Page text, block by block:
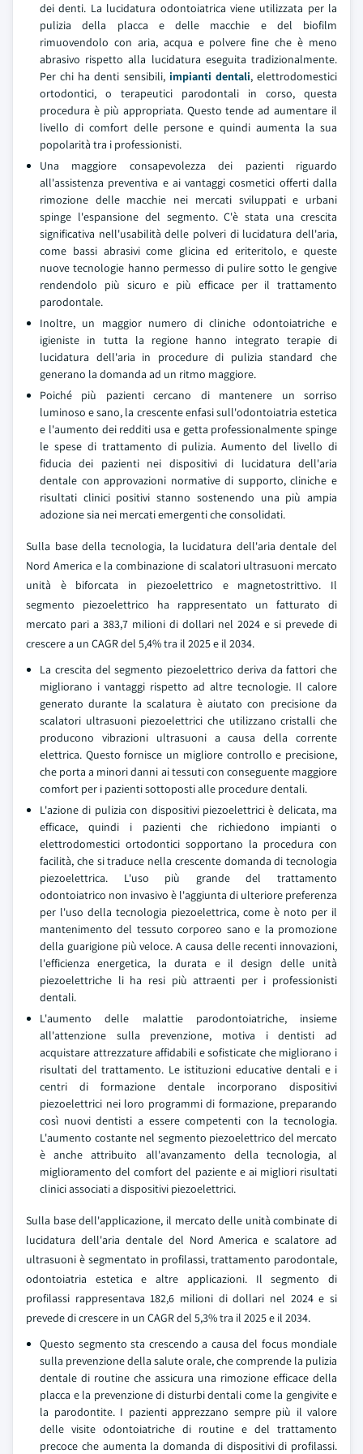
dei denti. La lucidatura odontoiatrica viene utilizzata per la
pulizia della placca e delle macchie e del biofilm
rimuovendolo con aria, acqua e polvere fine che è meno
abrasivo rispetto alla lucidatura eseguita tradizionalmente.
Per chi ha denti sensibili, impianti dentali, elettrodomestici
ortodontici, o terapeutici parodontali in corso, questa
procedura è più appropriata. Questo tende ad aumentare il
livello di comfort delle persone e quindi aumenta la sua
popolarità tra i professionisti.
Una maggiore consapevolezza dei pazienti riguardo
all'assistenza preventiva e ai vantaggi cosmetici offerti dalla
rimozione delle macchie nei mercati sviluppati e urbani
spinge l'espansione del segmento. C'è stata una crescita
significativa nell'usabilità delle polveri di lucidatura dell'aria,
come bassi abrasivi come glicina ed eriteritolo, e queste
nuove tecnologie hanno permesso di pulire sotto le gengive
rendendolo più sicuro e più efficace per il trattamento
parodontale.
Inoltre, un maggior numero di cliniche odontoiatriche e
igieniste in tutta la regione hanno integrato terapie di
lucidatura dell'aria in procedure di pulizia standard che
generano la domanda ad un ritmo maggiore.
Poiché più pazienti cercano di mantenere un sorriso
luminoso e sano, la crescente enfasi sull'odontoiatria estetica
e l'aumento dei redditi usa e getta professionalmente spinge
le spese di trattamento di pulizia. Aumento del livello di
fiducia dei pazienti nei dispositivi di lucidatura dell'aria
dentale con approvazioni normative di supporto, cliniche e
risultati clinici positivi stanno sostenendo una più ampia
adozione sia nei mercati emergenti che consolidati.
Sulla base della tecnologia, la lucidatura dell'aria dentale del
Nord America e la combinazione di scalatori ultrasuoni mercato
unità è biforcata in piezoelettrico e magnetostrittivo. Il
segmento piezoelettrico ha rappresentato un fatturato di
mercato pari a 383,7 milioni di dollari nel 2024 e si prevede di
crescere a un CAGR del 5,4% tra il 2025 e il 2034.
La crescita del segmento piezoelettrico deriva da fattori che
migliorano i vantaggi rispetto ad altre tecnologie. Il calore
generato durante la scalatura è aiutato con precisione da
scalatori ultrasuoni piezoelettrici che utilizzano cristalli che
producono vibrazioni ultrasuoni a causa della corrente
elettrica. Questo fornisce un migliore controllo e precisione,
che porta a minori danni ai tessuti con conseguente maggiore
comfort per i pazienti sottoposti alle procedure dentali.
L'azione di pulizia con dispositivi piezoelettrici è delicata, ma
efficace, quindi i pazienti che richiedono impianti o
elettrodomestici ortodontici sopportano la procedura con
facilità, che si traduce nella crescente domanda di tecnologia
piezoelettrica. L'uso più grande del trattamento
odontoiatrico non invasivo è l'aggiunta di ulteriore preferenza
per l'uso della tecnologia piezoelettrica, come è noto per il
mantenimento del tessuto corporeo sano e la promozione
della guarigione più veloce. A causa delle recenti innovazioni,
l'efficienza energetica, la durata e il design delle unità
piezoelettriche li ha resi più attraenti per i professionisti
dentali.
L'aumento delle malattie parodontoiatriche, insieme
all'attenzione sulla prevenzione, motiva i dentisti ad
acquistare attrezzature affidabili e sofisticate che migliorano i
risultati del trattamento. Le istituzioni educative dentali e i
centri di formazione dentale incorporano dispositivi
piezoelettrici nei loro programmi di formazione, preparando
così nuovi dentisti a essere competenti con la tecnologia.
L'aumento costante nel segmento piezoelettrico del mercato
è anche attribuito all'avanzamento della tecnologia, al
miglioramento del comfort del paziente e ai migliori risultati
clinici associati a dispositivi piezoelettrici.
Sulla base dell'applicazione, il mercato delle unità combinate di
lucidatura dell'aria dentale del Nord America e scalatore ad
ultrasuoni è segmentato in profilassi, trattamento parodontale,
odontoiatria estetica e altre applicazioni. Il segmento di
profilassi rappresentava 182,6 milioni di dollari nel 2024 e si
prevede di crescere in un CAGR del 5,3% tra il 2025 e il 2034.
Questo segmento sta crescendo a causa del focus mondiale
sulla prevenzione della salute orale, che comprende la pulizia
dentale di routine che assicura una rimozione efficace della
placca e la prevenzione di disturbi dentali come la gengivite e
la parodontite. I pazienti apprezzano sempre più il valore
delle visite odontoiatriche di routine e del trattamento
precoce che aumenta la domanda di dispositivi di profilassi.